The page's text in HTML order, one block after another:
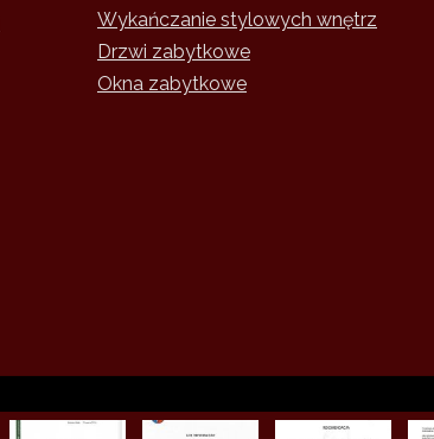
Wykańczanie stylowych wnętrz
Drzwi zabytkowe
Okna zabytkowe